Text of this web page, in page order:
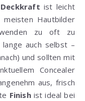
Deckkraft ist leicht
Hautbilder
zu oft zu
lange auch selbst –
und sollten mit
Concealer
aus, frisch
Finishist ideal bei